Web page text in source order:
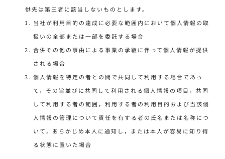
供先は第三者に該当しないものとします。
当社が利用目的の達成に必要な範囲内において個人情報の取
扱いの全部または一部を委託する場合
合併その他の事由による事業の承継に伴って個人情報が提供
される場合
個人情報を特定の者との間で共同して利用する場合であっ
て，その旨並びに共同して利用される個人情報の項目，共同
して利用する者の範囲，利用する者の利用目的および当該個
人情報の管理について責任を有する者の氏名または名称につ
いて，あらかじめ本人に通知し，または本人が容易に知り得
る状態に置いた場合